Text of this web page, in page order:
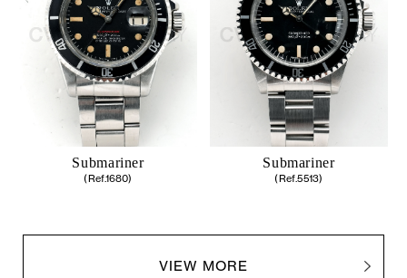
Submariner
(Ref.1680)
Submariner
(Ref.5513)
VIEW MORE